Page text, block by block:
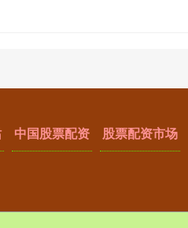
中国股票配资 股票配资市场